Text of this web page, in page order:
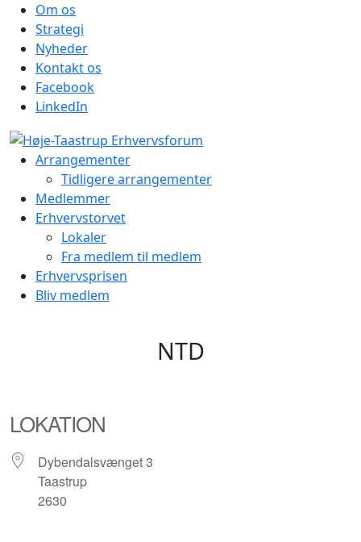
Om os
Strategi
Nyheder
Kontakt os
Facebook
LinkedIn
Arrangementer
Tidligere arrangementer
Medlemmer
Erhvervstorvet
Lokaler
Fra medlem til medlem
Erhvervsprisen
Bliv medlem
NTD
LOKATION
Dybendalsvænget 3
Taastrup
2630